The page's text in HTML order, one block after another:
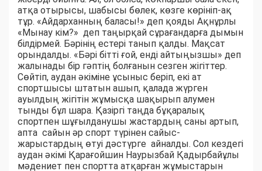
атқа отырысы, шабысы бөлек, көзге көрініп-ақ
тұр. «Айдарханның баласы!» деп қояды Ақнұрлы
«Мынау кім?» деп таңырқай сұрағандарға дымын
білдірмей. Бәрінің естері танып қалды. Мақсат
орындалды. «Бәрі бітті ғой, енді айтыңызшы» деп
жалынады бір гәптің болғанын сезген жігіттер.
Сөйтіп, аудан әкіміне ұсыныс беріп, екі ат
спортшысы штатын ашып, қалада жүрген
ауылдың жігітін жұмысқа шақырып алумен
тынды бұл шара. Қазіргі таңда бұқаралық
спортпен шұғылданушы жастардың саны артып,
апта сайын әр спорт түрінен сайыс-
жарыстардың өтуі дәстүрге айналды. Сол кездегі
аудан әкімі Қарағойшин Наурызбай Қадырбайұлы
мәдениет пен спортта атқарған жұмыстарын